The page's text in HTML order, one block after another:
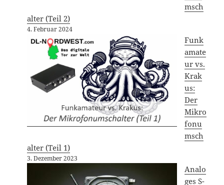
msch
alter (Teil 2)
4. Februar 2024
Funk
amate
ur vs.
Krak
us:
Der
Mikro
fonu
msch
alter (Teil 1)
3. Dezember 2023
Analo
ges S-